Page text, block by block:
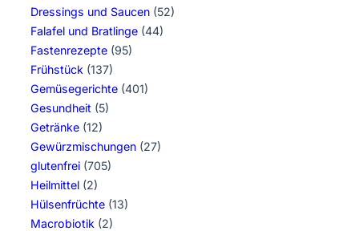
Dressings und Saucen (52)
Falafel und Bratlinge (44)
Fastenrezepte (95)
Frühstück (137)
Gemüsegerichte (401)
Gesundheit (5)
Getränke (12)
Gewürzmischungen (27)
glutenfrei (705)
Heilmittel (2)
Hülsenfrüchte (13)
Macrobiotik (2)